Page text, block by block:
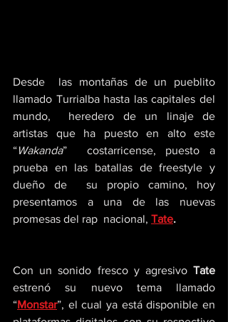
Desde  las montañas de un pueblito
llamado Turrialba hasta las capitales del
mundo,  heredero de un linaje de
artistas que ha puesto en alto este
“Wakanda”  costarricense, puesto a
prueba en las batallas de freestyle y
dueño de  su propio camino, hoy
presentamos a una de las nuevas
promesas del rap  nacional, Tate.
Con un sonido fresco y agresivo
estrenó su nuevo tema llamado
“Monstar”, el cual ya está disponible en